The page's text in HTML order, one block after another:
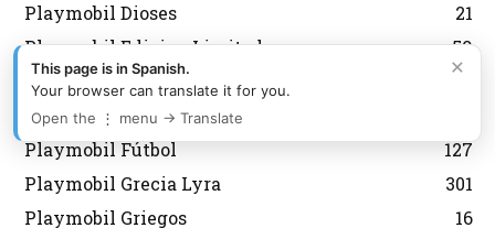
Playmobil Dioses
21
Playmobil Edicion Limitada
59
Playmobil Everdreamerz
13
Playmobil Fallas
Playmobil Fútbol
127
Playmobil Grecia Lyra
301
Playmobil Griegos
16
×
This page is in Spanish.
Your browser can translate it for you.
Open the ⋮ menu → Translate